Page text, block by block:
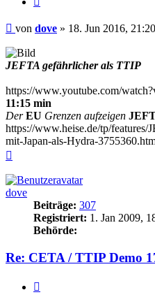
Beitrag
von dove » 18. Jun 2016, 21:20
JEFTA gefährlicher als TTIP
https://www.youtube.com/
11:15 min
Der EU Grenzen aufzeigen
https://www.heise.de/tp/
mit-Japan-als-Hydra-
dove
Beiträge: 307
Registriert: 1. Jan 2009,
Behörde:
Re: CETA / TTIP Demo